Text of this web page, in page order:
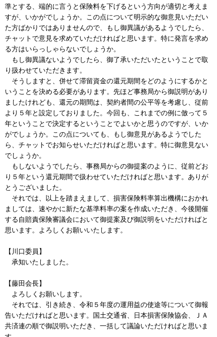
準とする、端的に言うと保険料を下げるという方向が適切と考えま
すが、いかがでしょうか。この点について明示的な御意見いただい
た方ばかりではありませんので、もし御異議があるようでしたら、
チャットで意見を求めていただければと思います。特に発言を求め
る方はいらっしゃらないでしょうか。
もし御異議ないようでしたら、御了承いただいたということで取
り扱わせていただきます。
そうしますと、併せて滞留資金の還元期間をどのようにするかと
いうことを決める必要があります。先ほど事務局から御説明があり
ましたけれども、還元の期間は、契約者間の公平等を考慮し、従前
より５年と設定しておりました。今回も、これまでの例に倣って５
年ということで決定するということでよいかと思うのですが、いか
がでしょうか。この点についても、もし御意見があるようでした
ら、チャットでお知らせいただければと思います。特に御意見ない
でしょうか。
もしないようでしたら、事務局からの御提案のように、従前どお
り５年という還元期間で扱わせていただければと思います。ありが
とうございました。
それでは、以上を踏まえまして、損害保険料率算出機構におかれ
ましては、速やかに新たな基準料率の案を作成いただき、今後開催
する自賠責保険審議会において御提案及び御説明をいただければと
思います。よろしくお願いいたします。
【川口委員】
承知いたしました。
【藤田会長】
よろしくお願いします。
それでは、引き続き、令和５年度の運用益の使途等について御報
告いただければと思います。国土交通省、日本損害保険協会、ＪＡ
共済連の順で御説明いただき、一括して議論いただければと思いま